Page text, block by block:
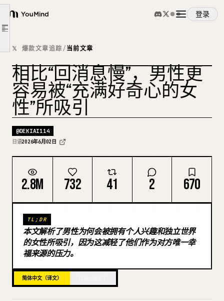
YouMind
登录
概览
使用案例
技能
提示词
下载
博客
更新
文章大纲
"恋爱的幸福"只是
痴迷于"更新自己"。
・去看看新的风景～
最好"跳出去看看世界"。
去书店。
去咖啡店。
走走不熟悉的街道。
开始新的事情。
人们自然会想要靠近"看起来幸福的人"✌️
先从小事开始享受周围的一切✌️
・一条 LINE 消息，
・一个日常的小体贴，
𝕏 爆款文章追踪/当前文章
相比“回消息慢”，男性更
容易被“充满好奇心的女
性”所吸引
@DEKIAI114
日语2026年6月02日
2.8M 732 41 2 670
TL;DR
本文解析了男性为何会被拥有个人兴趣和独立世界
的女性所吸引，因为这减轻了他们作为对方唯一幸
福来源的压力。
简体中文（译文）